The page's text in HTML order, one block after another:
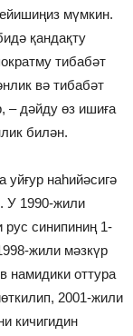
мүмкин.
қандақту
тибабәт
вә тибабәт
– дәйду өз ишиға
билән.
наһийәсигә
У 1990-жили
рус синипиниң 1-
жили мәзкүр
намидики оттура
2001-жили
кичигидин